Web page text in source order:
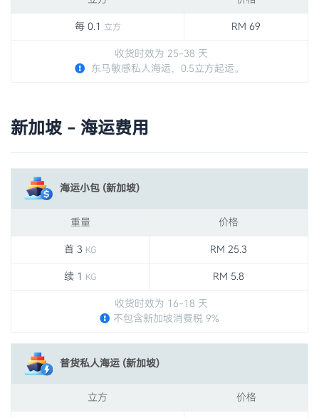
每 0.1 立方 RM 69
收货时效为 25-38 天
东马敏感私人海运，0.5立方起运。
新加坡 - 海运费用
海运小包 (新加坡)
重量 价格
首 3 KG RM 25.3
续 1 KG RM 5.8
收货时效为 16-18 天
不包含新加坡消费税 9%
普货私人海运 (新加坡)
立方 价格